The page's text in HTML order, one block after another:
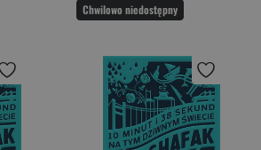
Chwilowo niedostępny